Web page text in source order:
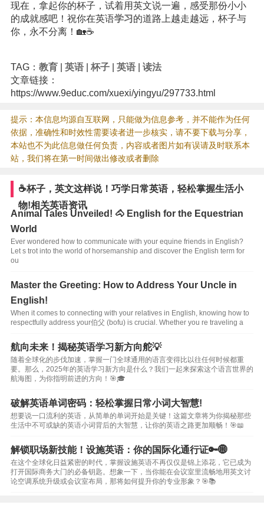
现在，拿起你的杯子，试着用英文说一遍，感受那份小小
的成就感吧！祝你在英语学习 的道路上越走越远，杯子与
你，永不分离！🏡☕️
TAG： 教育| 英语| 杯子| 英语| 读法
文章链接：
https://www.9educ.com/xuexi/yingyu/297733.html
提示：本信息均源自互联网，只能做为信息参考，并不能作为任何
依据，准确性和时效性需要读者进一步核实，请不要下载与分享，
本站也不为此信息做任何负责，内容或者图片如有误请及时联系本
站，我们将在第一时间做出修改或者删除
☕️杯子，英文这样说！巧学日常英语，轻松掌握生活小
物!相关英语资讯
Animal Tales Unveiled! 🐴 English for the Equestrian
World
Ever wondered how to communicate with your equine friends in English?
Let s trot into the world of horsemanship and discover the English term for
ou
Master the Greeting: How to Address Your Uncle in
English!
When it comes to connecting with your relatives in English, knowing how to
respectfully address your伯父 (bofu) is crucial. Whether you re traveling a
航向未来！揭秘英语学习新方向舵💡
随着全球化的步伐加速，掌握一门全球通用的语言变得比以往任何时候都重
要。那么，2025年的英语学习新方向是什么？我们一起来探索这个语言世界的
航海图，为你指明前进的方向！🎯🎓
破解英语单词密码：轻松掌握日常小词大智慧!
想要说一口流利的英语，从简单的单词开始是关键！这篇文章将为你揭秘那些
生活中不可或缺的英语小词背后的大智慧，让你的英语之路更加顺畅！🎯📖
解锁职场新技能！设施英语：你的国际化通行证🔑🌐
在这个全球化日益紧密的时代，掌握设施英语不再仅仅是锦上添花，它已成为
打开国际商务大门的必备钥匙。想象一下，当你能在会议室里流畅地用英文讨
论空调系统升级或会议室布局，那将如何提升你的专业形象？🎯📚